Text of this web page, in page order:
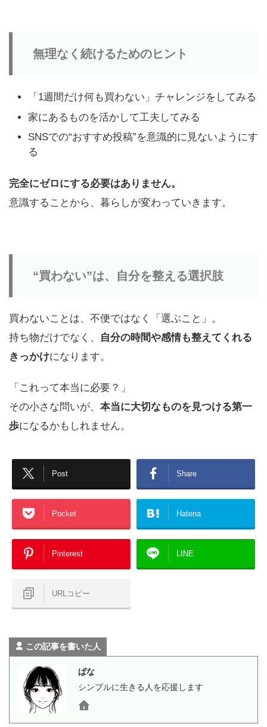
無理なく続けるためのヒント
「1週間だけ何も買わない」チャレンジをしてみる
家にあるものを活かして工夫してみる
SNSでの“おすすめ投稿”を意識的に見ないようにす
る
完全にゼロにする必要はありません。
意識することから、暮らしが変わっていきます。
“買わない”は、自分を整える選択肢
買わないことは、不便ではなく「選ぶこと」。
持ち物だけでなく、
自分の時間や感情も整えてくれる
きっかけになります。
「これって本当に必要？」
その小さな問いが、 本当に大切なものを見つける第一
歩になるかもしれません。
Post Share
Pocket Hatena
Pinterest LINE
URLコピー
この記事を書いた人
ぱな
シンプルに生きる人を応援します